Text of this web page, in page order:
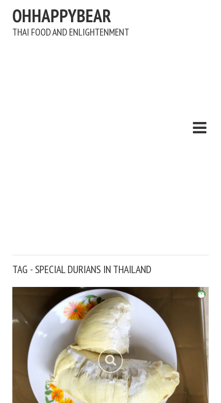
OHHAPPYBEAR
THAI FOOD AND ENLIGHTENMENT
TAG - SPECIAL DURIANS IN THAILAND